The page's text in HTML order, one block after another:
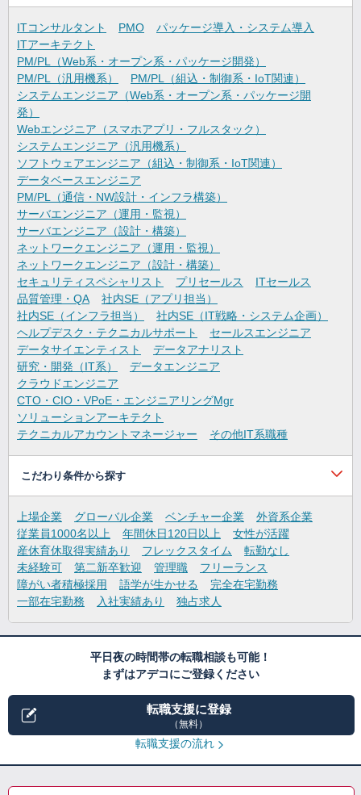
ITコンサルタント PMO
パッケージ導入・システム導入
ITアーキテクト
PM/PL（Web系・オープン系・パッケージ開発）
PM/PL（汎用機系）
PM/PL（組込・制御系・IoT関連）
システムエンジニア（Web系・オープン系・パッケージ開
発）
Webエンジニア（スマホアプリ・フルスタック）
システムエンジニア（汎用機系）
ソフトウェアエンジニア（組込・制御系・IoT関連）
データベースエンジニア
PM/PL（通信・NW設計・インフラ構築）
サーバエンジニア（運用・監視）
サーバエンジニア（設計・構築）
ネットワークエンジニア（運用・監視）
ネットワークエンジニア（設計・構築）
セキュリティスペシャリスト
プリセールス
ITセールス
品質管理・QA
社内SE（アプリ担当）
社内SE（インフラ担当）
社内SE（IT戦略・システム企画）
ヘルプデスク・テクニカルサポート
セールスエンジニア
データサイエンティスト
データアナリスト
研究・開発（IT系）
データエンジニア
クラウドエンジニア
CTO・CIO・VPoE・エンジニアリングMgr
ソリューションアーキテクト
テクニカルアカウントマネージャー
その他IT系職種
こだわり条件から探す
上場企業 グローバル企業 ベンチャー企業
外資系企業
従業員1000名以上
年間休日120日以上
女性が活躍
産休育休取得実績あり
フレックスタイム
転勤なし
未経験可
第二新卒歓迎 管理職
フリーランス
障がい者積極採用
語学が生かせる
完全在宅勤務
一部在宅勤務
入社実績あり 独占求人
平日夜の時間帯の転職相談も可能！
まずはアデコにご登録ください
転職支援に登録
（無料）
転職支援の流れ